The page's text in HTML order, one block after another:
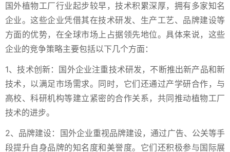
国外植物工厂行业起步较早，技术积累深厚，拥有多家知名
企业。这些企业凭借其在技术研发、生产工艺、品牌建设等
方面的优势，在全球市场上占据领先地位。具体来说，这些
企业的竞争策略主要包括以下几个方面：
1、技术创新：国外企业注重技术研发，不断推出新产品和新
技术，以满足市场需求。同时，它们还通过产学研合作，与
高校、科研机构等建立紧密的合作关系，共同推动植物工厂
技术的进步。
2、品牌建设：国外企业重视品牌建设，通过广告、公关等手
段提升自身品牌的知名度和美誉度。它们还积极参与国际展